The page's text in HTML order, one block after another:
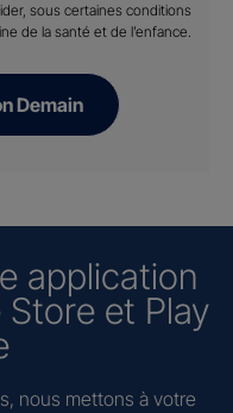
sous certaines conditions
de la santé et de l’enfance.
Demain
application
et Play
nous mettons à votre